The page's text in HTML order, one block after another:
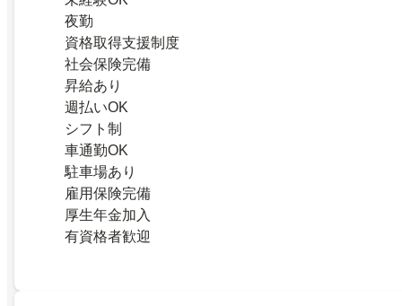
夜勤
資格取得支援制度
社会保険完備
昇給あり
週払いOK
シフト制
車通勤OK
駐車場あり
雇用保険完備
厚生年金加入
有資格者歓迎